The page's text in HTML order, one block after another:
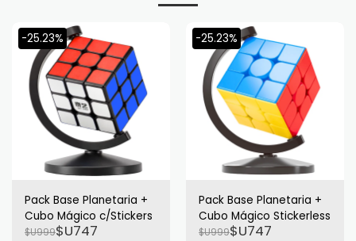
-25.23%
Pack Base Planetaria +
Cubo Mágico c/Stickers
$U999$U747
-25.23%
Pack Base Planetaria +
Cubo Mágico Stickerless
$U999$U747